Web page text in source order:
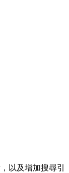
以及增加搜尋引